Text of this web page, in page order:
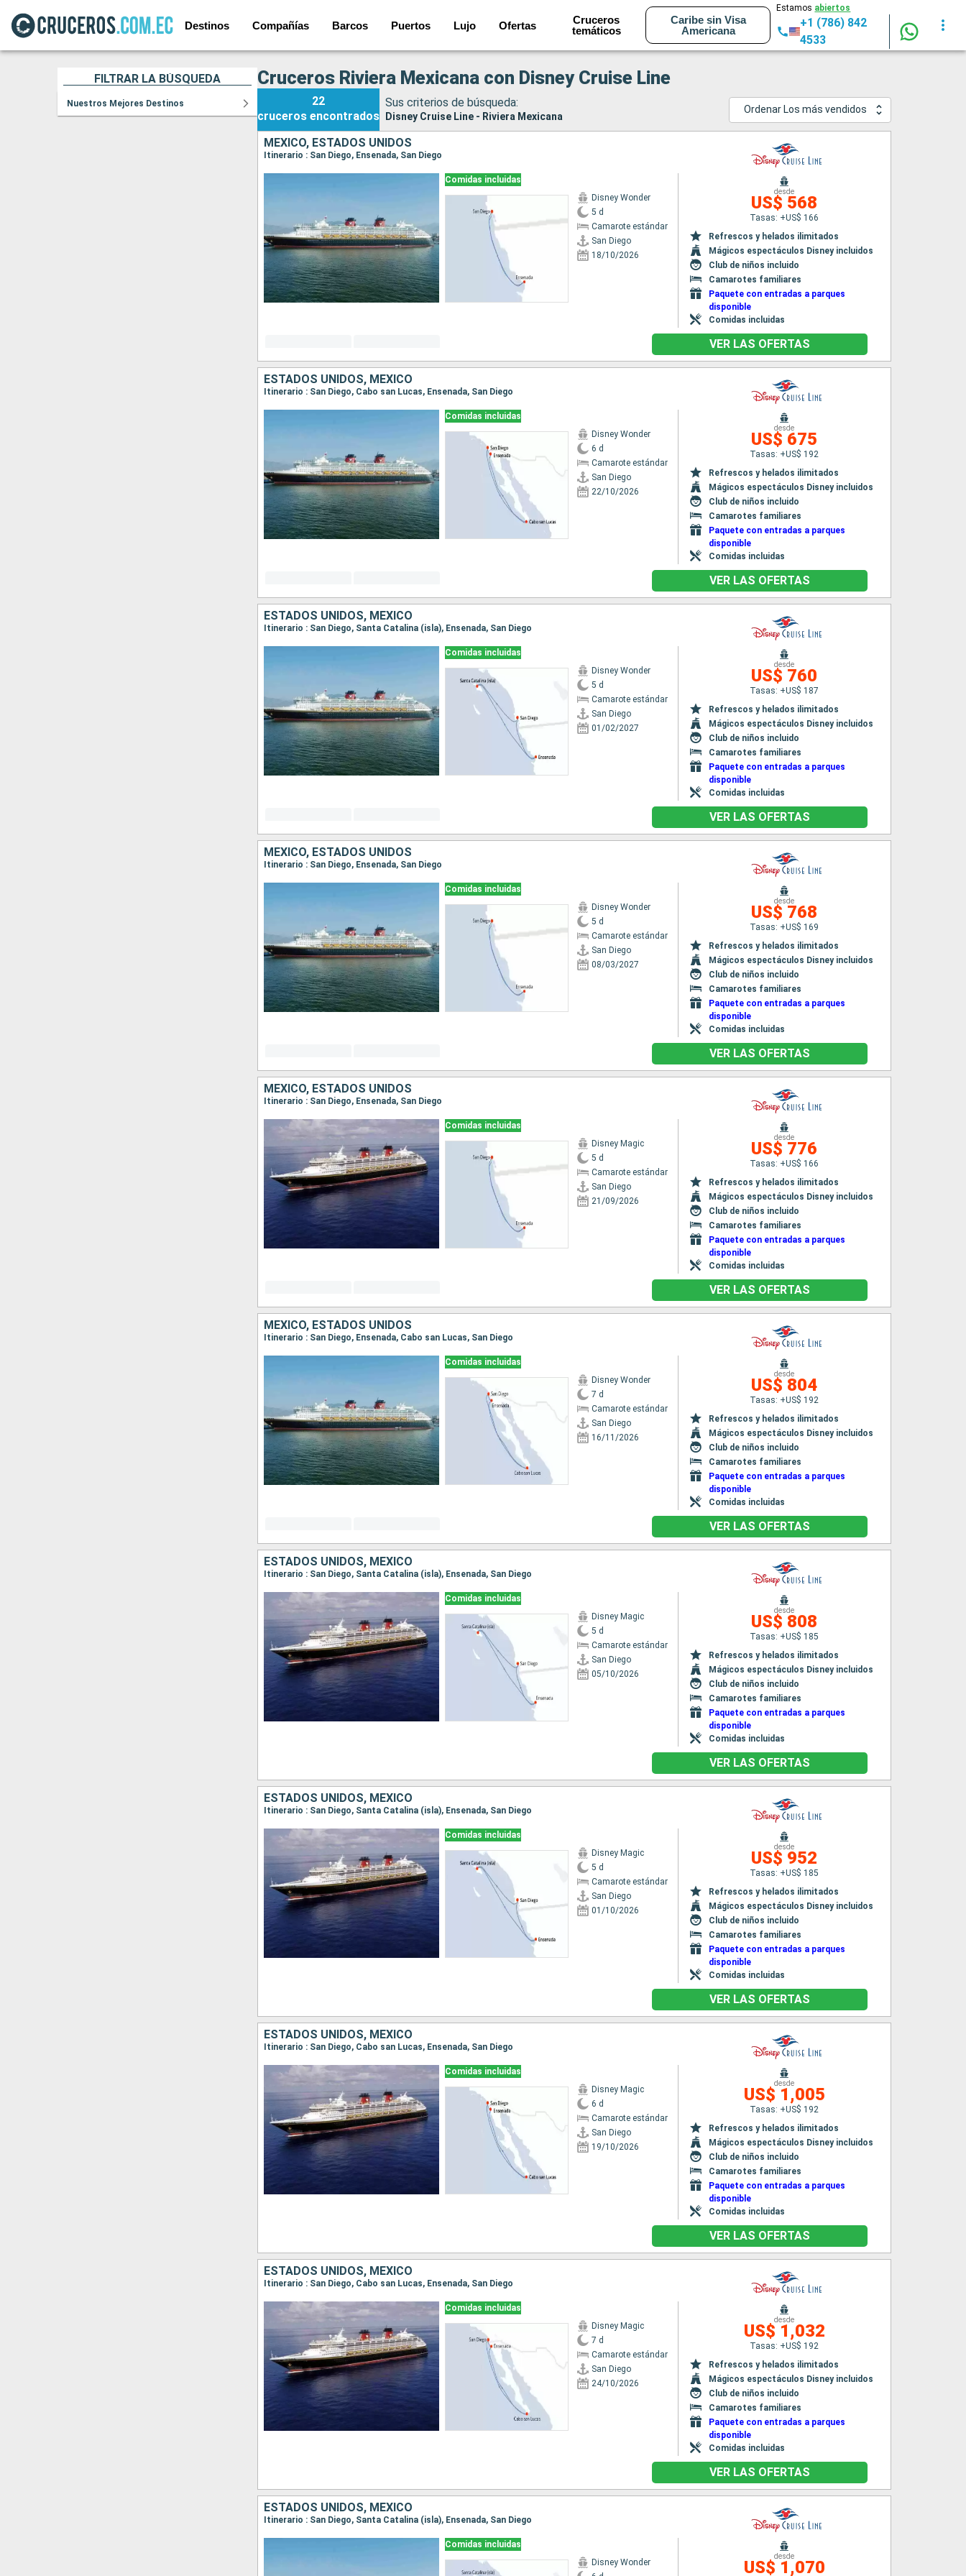
Destinos Compañías Barcos Puertos Lujo Ofertas
Cruceros
temáticos
Caribe sin Visa
Americana
Estamos abiertos
+1 (786) 842
4533
FILTRAR LA BÚSQUEDA
Nuestros Mejores Destinos
Cruceros Riviera Mexicana con Disney Cruise Line
22
cruceros encontrados
Sus criterios de búsqueda:
Disney Cruise Line - Riviera Mexicana
Ordenar Los más vendidos
MÉXICO, ESTADOS UNIDOS
Itinerario : San Diego, Ensenada, San Diego
Comidas incluidas
Disney Wonder
5 d
Camarote estándar
San Diego
18/10/2026
desde
US$ 568
Tasas: +US$ 166
Refrescos y helados ilimitados
Mágicos espectáculos Disney incluidos
Club de niños incluido
Camarotes familiares
Paquete con entradas a parques
disponible
Comidas incluidas
VER LAS OFERTAS
ESTADOS UNIDOS, MÉXICO
Itinerario : San Diego, Cabo san Lucas, Ensenada, San Diego
Comidas incluidas
Disney Wonder
6 d
Camarote estándar
San Diego
22/10/2026
desde
US$ 675
Tasas: +US$ 192
Refrescos y helados ilimitados
Mágicos espectáculos Disney incluidos
Club de niños incluido
Camarotes familiares
Paquete con entradas a parques
disponible
Comidas incluidas
VER LAS OFERTAS
ESTADOS UNIDOS, MÉXICO
Itinerario : San Diego, Santa Catalina (isla), Ensenada, San Diego
Comidas incluidas
Disney Wonder
5 d
Camarote estándar
San Diego
01/02/2027
desde
US$ 760
Tasas: +US$ 187
Refrescos y helados ilimitados
Mágicos espectáculos Disney incluidos
Club de niños incluido
Camarotes familiares
Paquete con entradas a parques
disponible
Comidas incluidas
VER LAS OFERTAS
MÉXICO, ESTADOS UNIDOS
Itinerario : San Diego, Ensenada, San Diego
Comidas incluidas
Disney Wonder
5 d
Camarote estándar
San Diego
08/03/2027
desde
US$ 768
Tasas: +US$ 169
Refrescos y helados ilimitados
Mágicos espectáculos Disney incluidos
Club de niños incluido
Camarotes familiares
Paquete con entradas a parques
disponible
Comidas incluidas
VER LAS OFERTAS
MÉXICO, ESTADOS UNIDOS
Itinerario : San Diego, Ensenada, San Diego
Comidas incluidas
Disney Magic
5 d
Camarote estándar
San Diego
21/09/2026
desde
US$ 776
Tasas: +US$ 166
Refrescos y helados ilimitados
Mágicos espectáculos Disney incluidos
Club de niños incluido
Camarotes familiares
Paquete con entradas a parques
disponible
Comidas incluidas
VER LAS OFERTAS
MÉXICO, ESTADOS UNIDOS
Itinerario : San Diego, Ensenada, Cabo san Lucas, San Diego
Comidas incluidas
Disney Wonder
7 d
Camarote estándar
San Diego
16/11/2026
desde
US$ 804
Tasas: +US$ 192
Refrescos y helados ilimitados
Mágicos espectáculos Disney incluidos
Club de niños incluido
Camarotes familiares
Paquete con entradas a parques
disponible
Comidas incluidas
VER LAS OFERTAS
ESTADOS UNIDOS, MÉXICO
Itinerario : San Diego, Santa Catalina (isla), Ensenada, San Diego
Comidas incluidas
Disney Magic
5 d
Camarote estándar
San Diego
05/10/2026
desde
US$ 808
Tasas: +US$ 185
Refrescos y helados ilimitados
Mágicos espectáculos Disney incluidos
Club de niños incluido
Camarotes familiares
Paquete con entradas a parques
disponible
Comidas incluidas
VER LAS OFERTAS
ESTADOS UNIDOS, MÉXICO
Itinerario : San Diego, Santa Catalina (isla), Ensenada, San Diego
Comidas incluidas
Disney Magic
5 d
Camarote estándar
San Diego
01/10/2026
desde
US$ 952
Tasas: +US$ 185
Refrescos y helados ilimitados
Mágicos espectáculos Disney incluidos
Club de niños incluido
Camarotes familiares
Paquete con entradas a parques
disponible
Comidas incluidas
VER LAS OFERTAS
ESTADOS UNIDOS, MÉXICO
Itinerario : San Diego, Cabo san Lucas, Ensenada, San Diego
Comidas incluidas
Disney Magic
6 d
Camarote estándar
San Diego
19/10/2026
desde
US$ 1,005
Tasas: +US$ 192
Refrescos y helados ilimitados
Mágicos espectáculos Disney incluidos
Club de niños incluido
Camarotes familiares
Paquete con entradas a parques
disponible
Comidas incluidas
VER LAS OFERTAS
ESTADOS UNIDOS, MÉXICO
Itinerario : San Diego, Cabo san Lucas, Ensenada, San Diego
Comidas incluidas
Disney Magic
7 d
Camarote estándar
San Diego
24/10/2026
desde
US$ 1,032
Tasas: +US$ 192
Refrescos y helados ilimitados
Mágicos espectáculos Disney incluidos
Club de niños incluido
Camarotes familiares
Paquete con entradas a parques
disponible
Comidas incluidas
VER LAS OFERTAS
ESTADOS UNIDOS, MÉXICO
Itinerario : San Diego, Santa Catalina (isla), Ensenada, San Diego
Comidas incluidas
Disney Wonder
desde
US$ 1,070